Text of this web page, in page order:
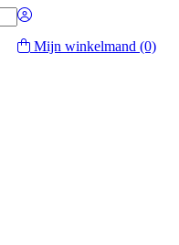
Mijn winkelmand (0)